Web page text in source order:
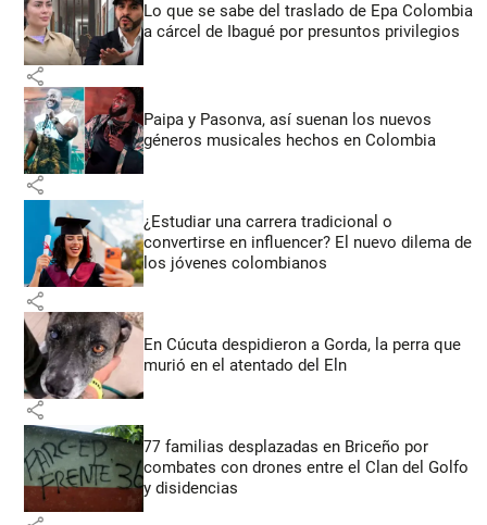
Lo que se sabe del traslado de Epa Colombia
a cárcel de Ibagué por presuntos privilegios
share
Paipa y Pasonva, así suenan los nuevos
géneros musicales hechos en Colombia
share
¿Estudiar una carrera tradicional o
convertirse en influencer? El nuevo dilema de
los jóvenes colombianos
share
En Cúcuta despidieron a Gorda, la perra que
murió en el atentado del Eln
share
77 familias desplazadas en Briceño por
combates con drones entre el Clan del Golfo
y disidencias